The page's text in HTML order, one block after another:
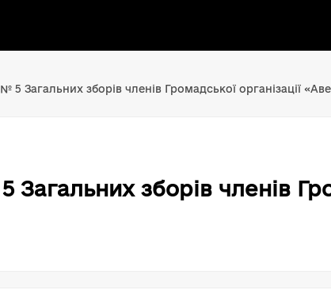
5 Загальних зборів членів Громадської організації
зборів членів